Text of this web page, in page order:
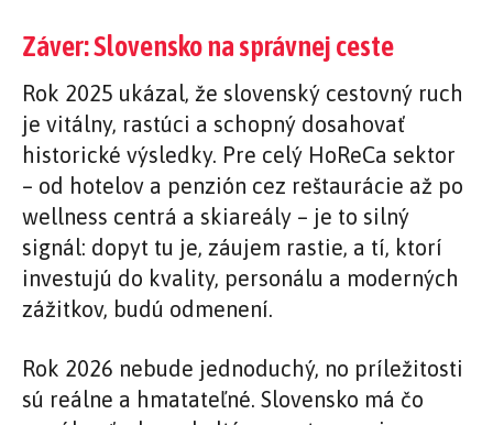
Záver: Slovensko na správnej ceste
Rok 2025 ukázal, že slovenský cestovný ruch
je vitálny, rastúci a schopný dosahovať
historické výsledky. Pre celý HoReCa sektor
– od hotelov a penzión cez reštaurácie až po
wellness centrá a skiareály – je to silný
signál: dopyt tu je, záujem rastie, a tí, ktorí
investujú do kvality, personálu a moderných
zážitkov, budú odmenení.
Rok 2026 nebude jednoduchý, no príležitosti
sú reálne a hmatateľné. Slovensko má čo